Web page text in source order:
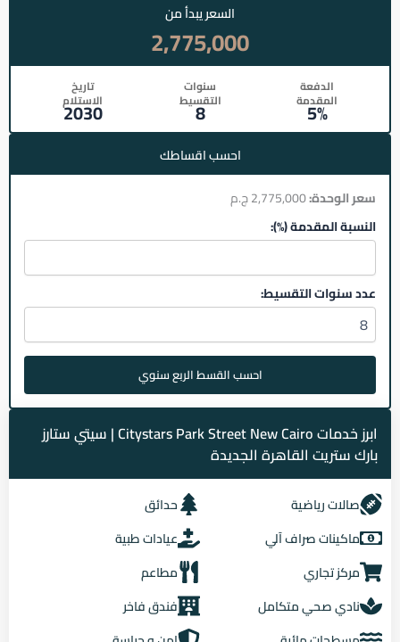
السعر يبدأ من
2,775,000
الدفعة
المقدمة
5%
سنوات
التقسيط
8
تاريخ
الاستلام
2030
احسب اقساطك
سعر الوحدة:
النسبة المقدمة (%):
عدد سنوات التقسيط:
احسب القسط الربع سنوي
ابرز خدمات Citystars Park Street New Cairo | سيتي ستارز
بارك ستريت القاهرة الجديدة
صالات رياضية
حدائق
ماكينات صراف آلي
عيادات طبية
مركز تجاري
مطاعم
نادي صحي متكامل
فندق فاخر